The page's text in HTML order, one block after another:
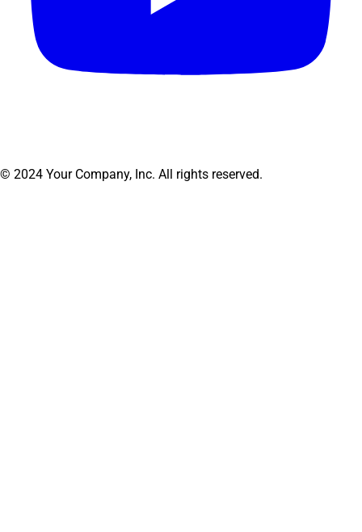
© 2024 Your Company, Inc. All rights reserved.